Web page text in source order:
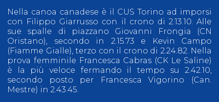
Nella canoa canadese è il CUS Torino ad imporsi
con Filippo Giarrusso con il crono di 2.13.10. Alle
sue spalle di piazzano Giovanni Frongia (CN
Oristano), secondo in 2.15.73 e Kevin Campo
(Fiamme Gialle), terzo con il crono di 2.24.82. Nella
prova femminile Francesca Cabras (CK Le Saline)
è la più veloce fermando il tempo su 2.42.10,
secondo posto per Francesca Vigorino (Can.
Mestre) in 2.43.45.